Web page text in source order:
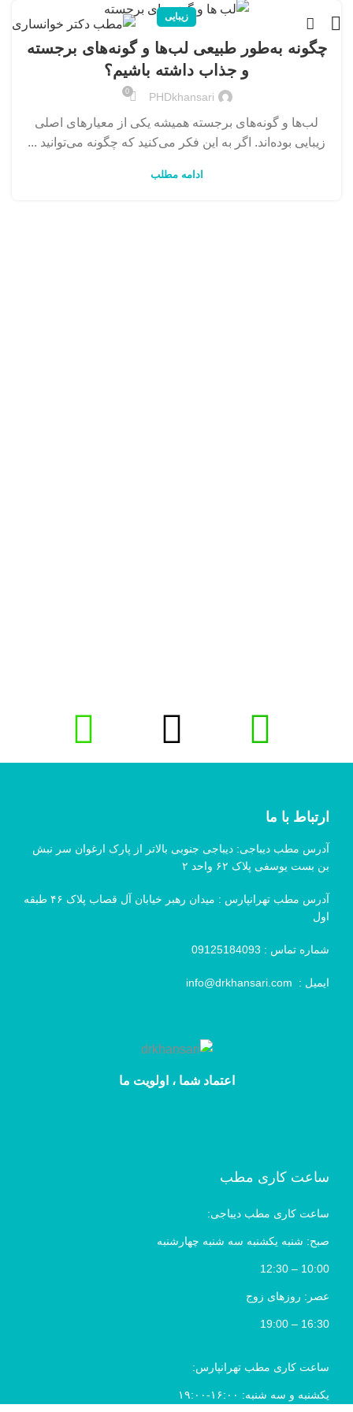
زیبایی
چگونه به‌طور طبیعی لب‌ها و گونه‌های برجسته
و جذاب داشته باشیم؟
PHDkhansari
0
لب‌ها و گونه‌های برجسته همیشه یکی از معیارهای اصلی
زیبایی بوده‌اند. اگر به این فکر می‌کنید که چگونه می‌توانید ...
ادامه مطلب
ارتباط با ما
آدرس مطب دیباجی: دیباجی جنوبی بالاتر از پارک ارغوان سر نبش
بن بست یوسفی پلاک ۶۲ واحد ۲
آدرس مطب تهرانپارس : میدان رهبر خیابان آل قصاب پلاک ۴۶ طبقه
اول
شماره تماس :
ایمیل : info@drkhansari.com
اعتماد شما ، اولویت ما
ساعت کاری مطب
ساعت کاری مطب دیباجی:
صبح: شنبه یکشنبه سه شنبه چهارشنبه
10:00 – 12:30
عصر: روزهای زوج
16:30 – 19:00
ساعت کاری مطب تهرانپارس:
یکشنبه و سه شنبه: ۱۶:۰۰-۱۹:۰۰